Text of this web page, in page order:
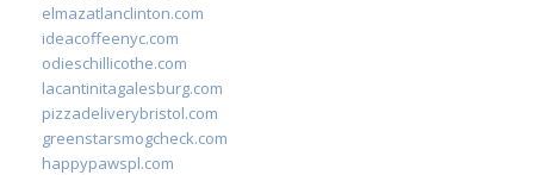
elmazatlanclinton.com
ideacoffeenyc.com
odieschillicothe.com
lacantinitagalesburg.com
pizzadeliverybristol.com
greenstarsmogcheck.com
happypawspl.com